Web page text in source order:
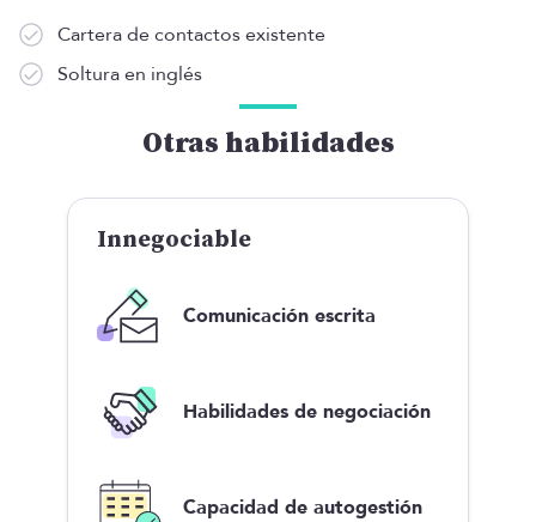
Cartera de contactos existente
Soltura en inglés
Otras habilidades
Innegociable
Comunicación escrita
Habilidades de negociación
Capacidad de autogestión